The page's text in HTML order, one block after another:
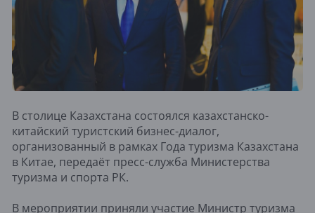
В столице Казахстана состоялся казахстанско-
китайский туристский бизнес-диалог,
организованный в рамках Года туризма Казахстана
в Китае, передаёт пресс-служба Министерства
туризма и спорта РК.
В мероприятии приняли участие Министр туризма